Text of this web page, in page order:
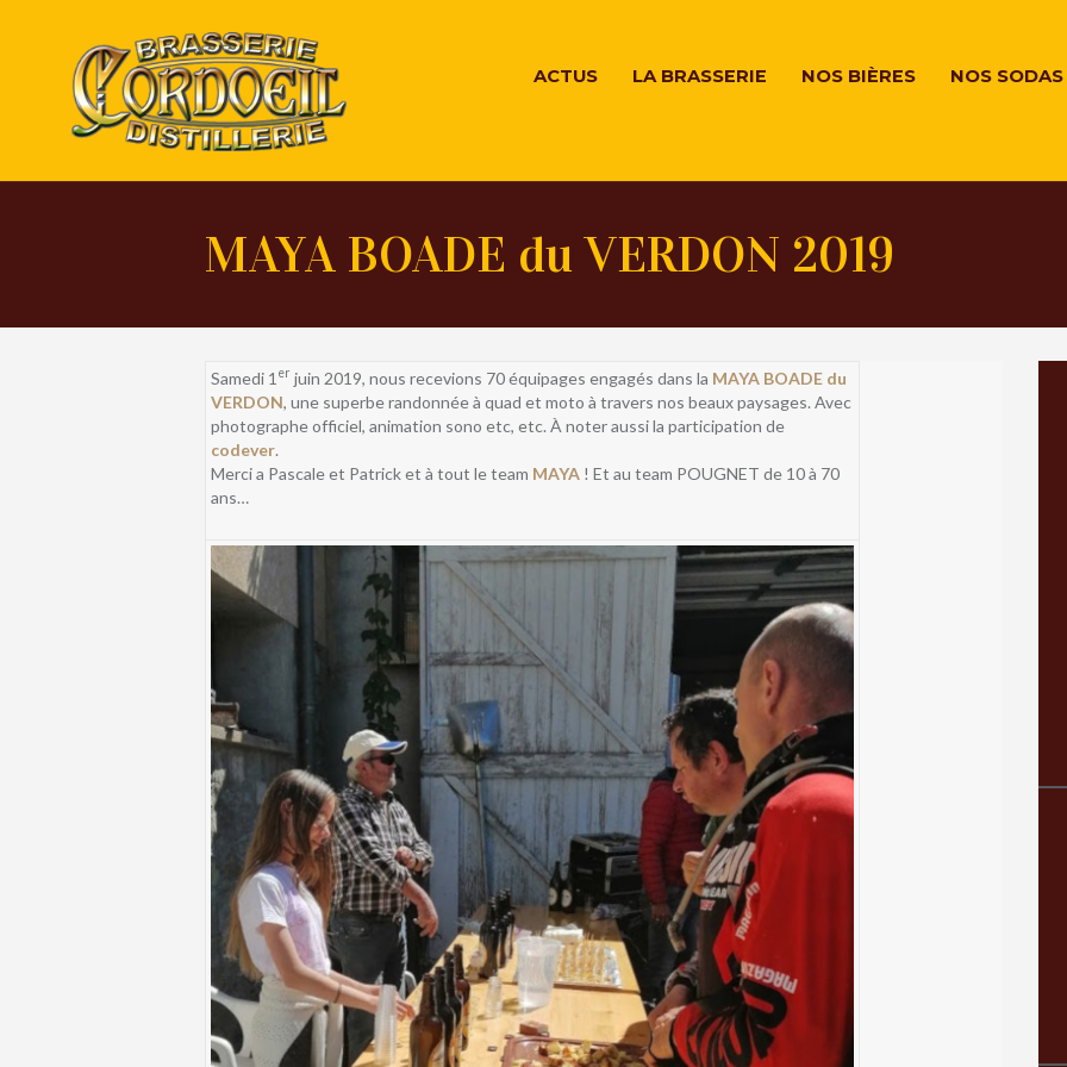
ACTUS LA BRASSERIE NOS BIÈRES NOS SODAS
MAYA BOADE du VERDON 2019
Samedi 1 er juin 2019, nous recevions 70 équipages engagés dans la MAYA BOADE du
VERDON, une superbe randonnée à quad et moto à travers nos beaux paysages. Avec
photographe officiel, animation sono etc, etc. À noter aussi la participation de
codever.
Merci a Pascale et Patrick et à tout le team MAYA ! Et au team POUGNET de 10 à 70
ans…